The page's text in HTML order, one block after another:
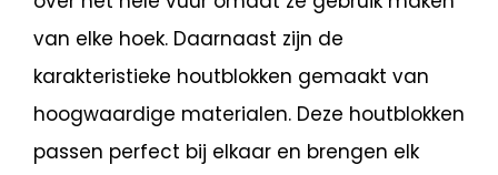
van elke hoek. Daarnaast zijn de
karakteristieke houtblokken gemaakt van
hoogwaardige materialen. Deze houtblokken
passen perfect bij elkaar en brengen elk